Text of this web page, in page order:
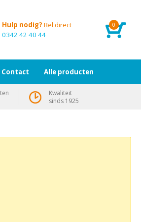
0
Hulp nodig? Bel direct
0342 42 40 44
Contact Alle producten
Kwaliteit
sinds 1925